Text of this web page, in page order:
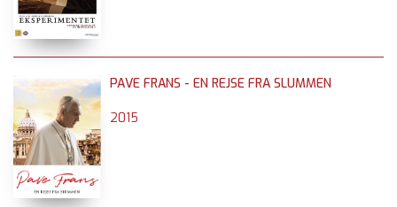
PAVE FRANS - EN REJSE FRA SLUMMEN
2015